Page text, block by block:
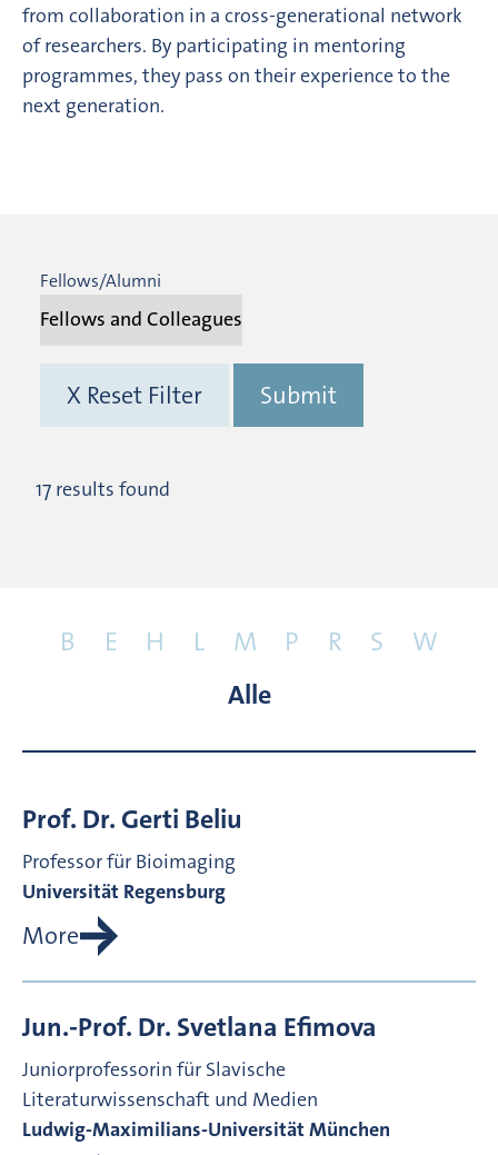
from collaboration in a cross-generational network
of researchers. By participating in mentoring
programmes, they pass on their experience to the
next generation.
Fellows/Alumni
X Reset Filter Submit
17 results found
B E H L M P R S
W
Alle
Prof. Dr.Gerti Beliu
Professor für Bioimaging
Universität Regensburg
More
Jun.-Prof. Dr. Svetlana Efimova
Juniorprofessorin für Slavische
Literaturwissenschaft und Medien
Ludwig-Maximilians-Universität München